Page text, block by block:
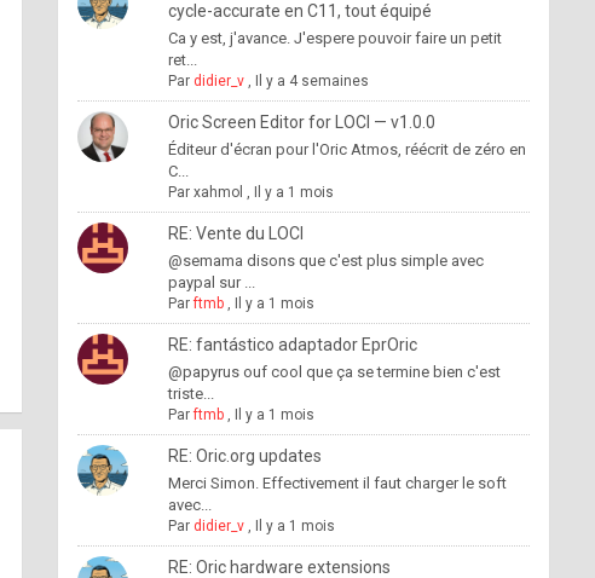
cycle-accurate en C11, tout équipé
Ca y est, j'avance. J'espere pouvoir faire un petit
ret...
Par didier_v, Il y a 4 semaines
Oric Screen Editor for LOCI — v1.0.0
Éditeur d'écran pour l'Oric Atmos, réécrit de zéro en
C...
Par xahmol , Il y a 1 mois
RE: Vente du LOCI
@semama disons que c'est plus simple avec
paypal sur ...
Parftmb, Il y a 1 mois
RE: fantástico adaptador EprOric
@papyrus ouf cool que ça se termine bien c'est
triste...
Parftmb, Il y a 1 mois
RE: Oric.org updates
Merci Simon. Effectivement il faut charger le soft
avec...
Par didier_v, Il y a 1 mois
RE: Oric hardware extensions